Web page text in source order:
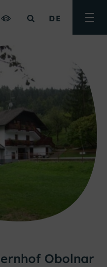
DE Menü
Obolnar